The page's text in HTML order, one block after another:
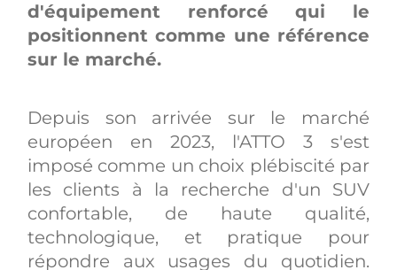
d'équipement renforcé qui le
positionnent comme une référence
sur le marché.
Depuis son arrivée sur le marché
européen en 2023, l'ATTO 3 s'est
imposé comme un choix plébiscité par
les clients à la recherche d'un SUV
confortable, de haute qualité,
technologique, et pratique pour
répondre aux usages du quotidien.